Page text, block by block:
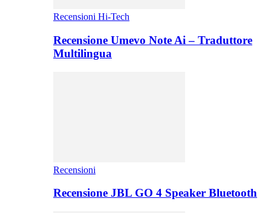
Recensioni Hi-Tech
Recensione Umevo Note Ai – Traduttore
Multilingua
Recensioni
Recensione JBL GO 4 Speaker Bluetooth